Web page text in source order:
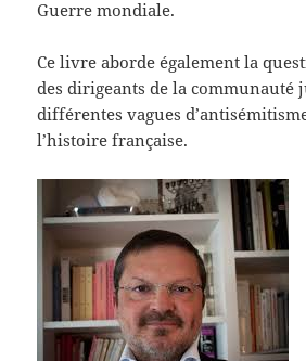
Guerre mondiale.
Ce livre aborde également la
des dirigeants de la communauté
différentes vagues
l’histoire française.